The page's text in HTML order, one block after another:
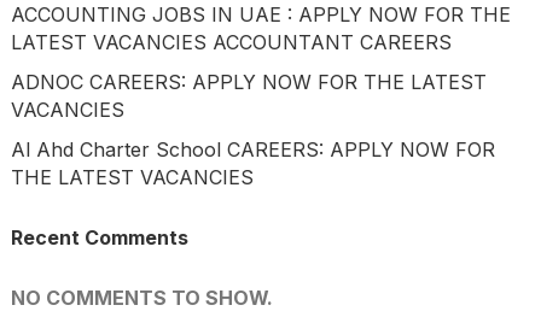
ACCOUNTING JOBS IN UAE : APPLY NOW FOR THE
LATEST VACANCIES ACCOUNTANT CAREERS
ADNOC CAREERS: APPLY NOW FOR THE LATEST
VACANCIES
Al Ahd Charter School CAREERS: APPLY NOW FOR
THE LATEST VACANCIES
Recent Comments
NO COMMENTS TO SHOW.